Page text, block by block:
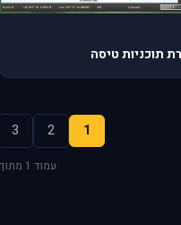
1
2
3
עמוד 1 מתוך 11 · 254 קבצים